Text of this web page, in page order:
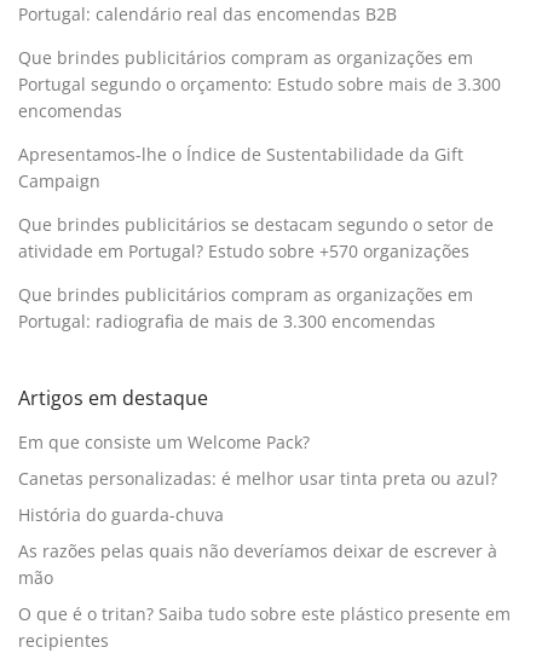
Portugal: calendário real das encomendas B2B
Que brindes publicitários compram as organizações em
Portugal segundo o orçamento: Estudo sobre mais de 3.300
encomendas
Apresentamos-lhe o Índice de Sustentabilidade da Gift
Campaign
Que brindes publicitários se destacam segundo o setor de
atividade em Portugal? Estudo sobre +570 organizações
Que brindes publicitários compram as organizações em
Portugal: radiografia de mais de 3.300 encomendas
Artigos em destaque
Em que consiste um Welcome Pack?
Canetas personalizadas: é melhor usar tinta preta ou azul?
História do guarda-chuva
As razões pelas quais não deveríamos deixar de escrever à
mão
O que é o tritan? Saiba tudo sobre este plástico presente em
recipientes